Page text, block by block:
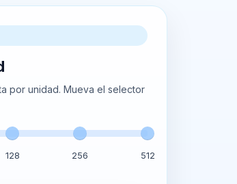
por unidad. Mueva el selector
128 256 512